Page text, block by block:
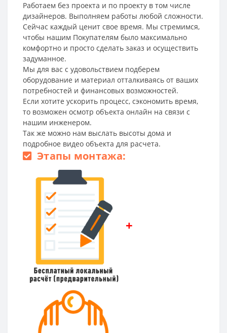
Работаем без проекта и по проекту в том числе
дизайнеров. Выполняем работы любой сложности.
Сейчас каждый ценит свое время. Мы стремимся,
чтобы нашим Покупателям было максимально
комфортно и просто сделать заказ и осуществить
задуманное.
Мы для вас с удовольствием подберем
оборудование и материал отталкиваясь от ваших
потребностей и финансовых возможностей.
Если хотите ускорить процесс, сэкономить время,
то возможен осмотр объекта онлайн на связи с
нашим инженером.
Так же можно нам выслать высоты дома и
подробное видео объекта для расчета.
Этапы монтажа:
+